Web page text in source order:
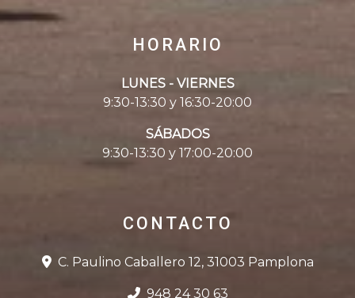
HORARIO
LUNES - VIERNES
9:30-13:30 y 16:30-20:00
SÁBADOS
9:30-13:30 y 17:00-20:00
CONTACTO
C. Paulino Caballero 12, 31003 Pamplona
948 24 30 63